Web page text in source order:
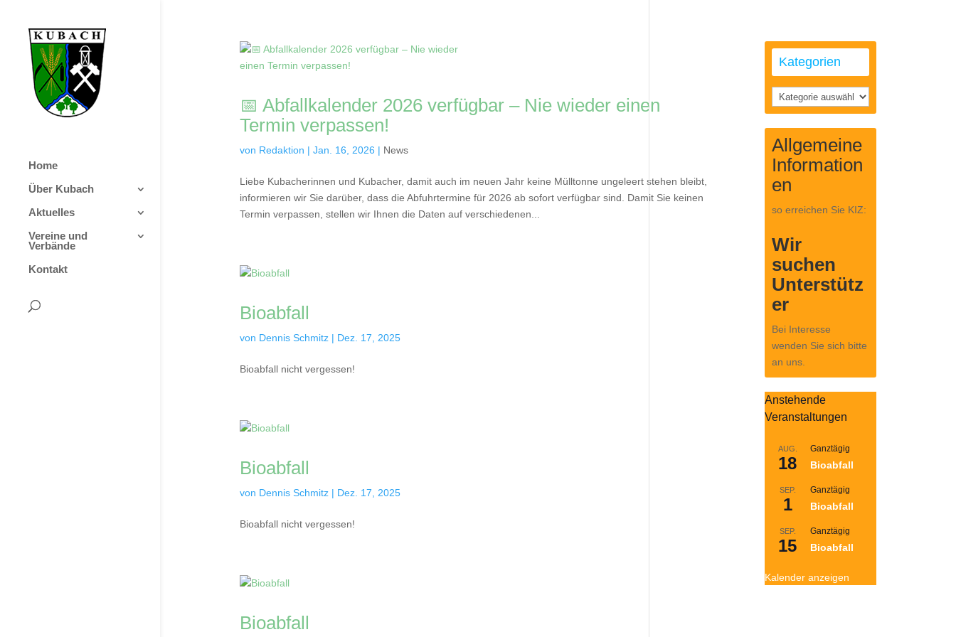
Home
Über Kubach
Aktuelles
Vereine und
Verbände
Kontakt
📅 Abfallkalender 2026 verfügbar – Nie wieder einen
Termin verpassen!
von Redaktion | Jan. 16, 2026 | News
Liebe Kubacherinnen und Kubacher, damit auch im neuen Jahr keine Mülltonne ungeleert stehen bleibt,
informieren wir Sie darüber, dass die Abfuhrtermine für 2026 ab sofort verfügbar sind. Damit Sie keinen
Termin verpassen, stellen wir Ihnen die Daten auf verschiedenen...
Bioabfall
von Dennis Schmitz| Dez. 17, 2025
Bioabfall nicht vergessen!
Bioabfall
von Dennis Schmitz| Dez. 17, 2025
Bioabfall nicht vergessen!
Bioabfall
Kategorien
Kategorien
Allgemeine
Information
en
so erreichen Sie KIZ:
Wir
suchen
Unterstütz
er
Bei Interesse
wenden Sie sich bitte
an uns.
Anstehende
Veranstaltungen
AUG.
18
Ganztägig
Bioabfall
SEP.
1
Ganztägig
Bioabfall
SEP.
15
Ganztägig
Bioabfall
Kalender anzeigen